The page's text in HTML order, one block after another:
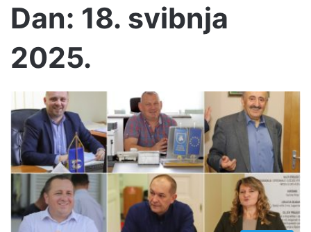
Dan: 18. svibnja
2025.